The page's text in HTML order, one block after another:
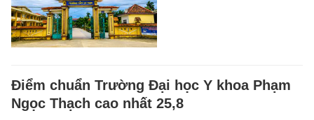
Điểm chuẩn Trường Đại học Y khoa Phạm
Ngọc Thạch cao nhất 25,8